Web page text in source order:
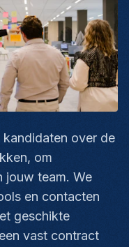
over de
om
jouw team. We
en contacten
geschikte
vast contract